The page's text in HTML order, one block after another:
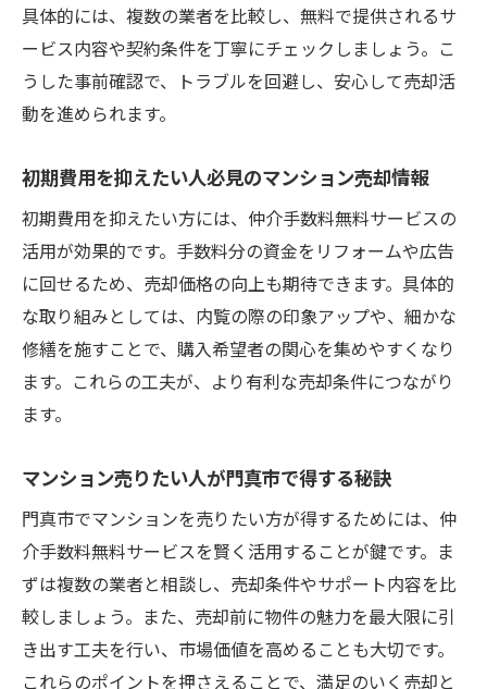
具体的には、複数の業者を比較し、無料で提供されるサ
ービス内容や契約条件を丁寧にチェックしましょう。こ
うした事前確認で、トラブルを回避し、安心して売却活
動を進められます。
初期費用を抑えたい人必見のマンション売却情報
初期費用を抑えたい方には、仲介手数料無料サービスの
活用が効果的です。手数料分の資金をリフォームや広告
に回せるため、売却価格の向上も期待できます。具体的
な取り組みとしては、内覧の際の印象アップや、細かな
修繕を施すことで、購入希望者の関心を集めやすくなり
ます。これらの工夫が、より有利な売却条件につながり
ます。
マンション売りたい人が門真市で得する秘訣
門真市でマンションを売りたい方が得するためには、仲
介手数料無料サービスを賢く活用することが鍵です。ま
ずは複数の業者と相談し、売却条件やサポート内容を比
較しましょう。また、売却前に物件の魅力を最大限に引
き出す工夫を行い、市場価値を高めることも大切です。
これらのポイントを押さえることで、満足のいく売却と